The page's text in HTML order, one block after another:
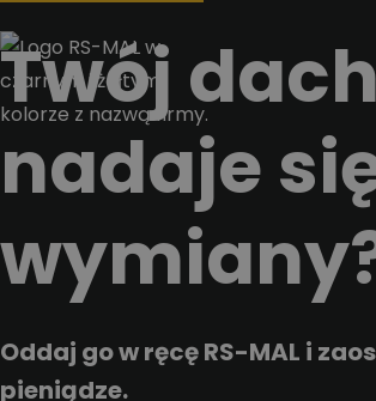
Twój dach
nadaje
Oddaj go w ręcę RS-MAL i
pieniądze.